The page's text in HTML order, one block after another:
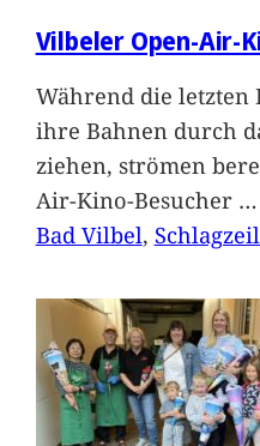
Vilbeler Open-Air-
Während die letzten
ihre Bahnen durch
ziehen, strömen
Air-Kino-Besucher …
Bad Vilbel,